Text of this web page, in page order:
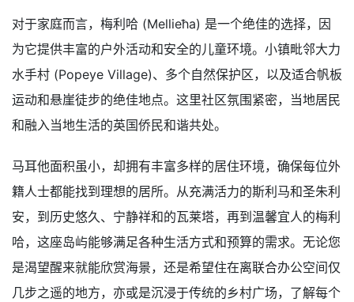
对于家庭而言，梅利哈 (Mellieħa) 是一个绝佳的选择，因
为它提供丰富的户外活动和安全的儿童环境。小镇毗邻大力
水手村 (Popeye Village)、多个自然保护区，以及适合帆板
运动和悬崖徒步的绝佳地点。这里社区氛围紧密，当地居民
和融入当地生活的英国侨民和谐共处。
马耳他面积虽小，却拥有丰富多样的居住环境，确保每位外
籍人士都能找到理想的居所。从充满活力的斯利马和圣朱利
安，到历史悠久、宁静祥和的瓦莱塔，再到温馨宜人的梅利
哈，这座岛屿能够满足各种生活方式和预算的需求。无论您
是渴望醒来就能欣赏海景，还是希望住在离联合办公空间仅
几步之遥的地方，亦或是沉浸于传统的乡村广场，了解每个